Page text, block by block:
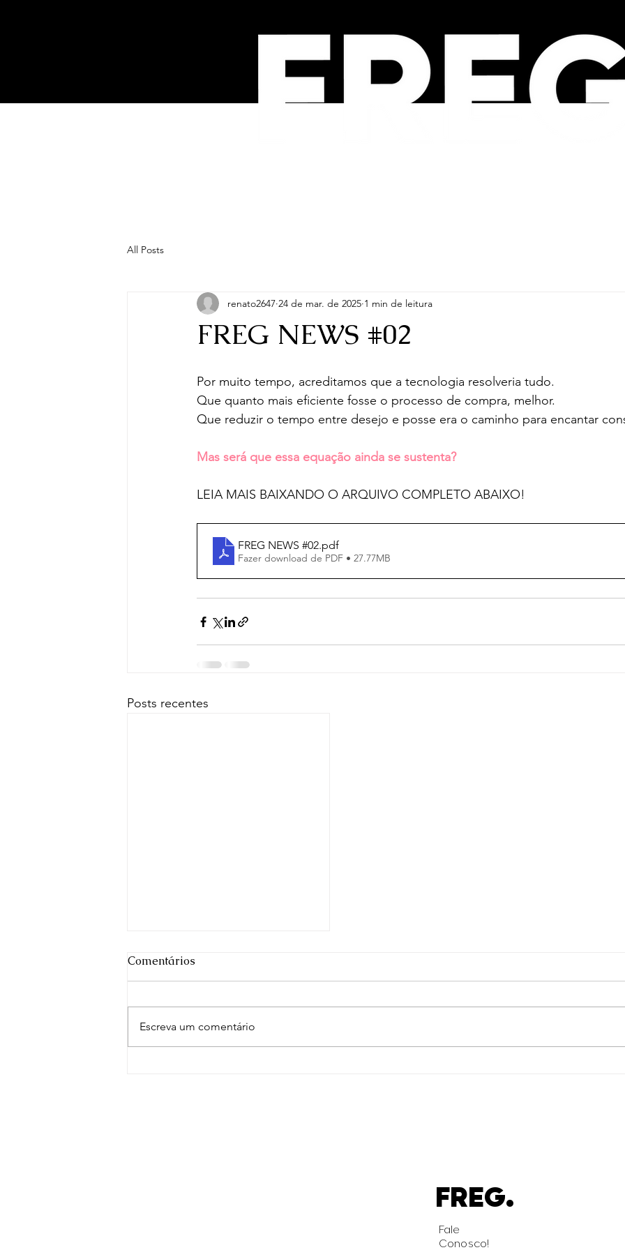
All Posts
FREG NEWS #02
renato2647 24 de mar. de 2025 1 min de leitura
Por muito tempo, acreditamos que a tecnologia resolveria tudo.
Que quanto mais eficiente fosse o processo de compra, melhor.
Que reduzir o tempo entre desejo e posse era o caminho para encantar
Mas será que essa equação ainda se sustenta?
LEIA MAIS BAIXANDO O ARQUIVO COMPLETO ABAIXO!
FREG NEWS #02.pdf
Fazer download de PDF • 27.77MB
Posts recentes
FREG NEWS #01
Comentários
Escreva um comentário
FREG.
Fale
Conosco!